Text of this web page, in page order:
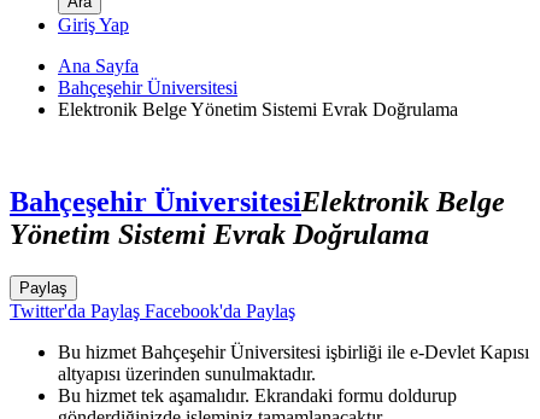
Giriş Yap
Ana Sayfa
Bahçeşehir Üniversitesi
Elektronik Belge Yönetim Sistemi Evrak Doğrulama
Bahçeşehir ÜniversitesiElektronik Belge
Yönetim Sistemi Evrak Doğrulama
Paylaş
Twitter'da Paylaş Facebook'da Paylaş
Bu hizmet Bahçeşehir Üniversitesi işbirliği ile e-Devlet Kapısı
altyapısı üzerinden sunulmaktadır.
Bu hizmet tek aşamalıdır. Ekrandaki formu doldurup